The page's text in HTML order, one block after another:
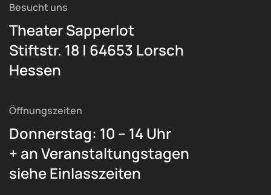
Besucht uns
Theater Sapperlot
Stiftstr. 18 | 64653 Lorsch
Hessen
Öffnungszeiten
Donnerstag: 10 – 14 Uhr
+ an Veranstaltungstagen
siehe Einlasszeiten